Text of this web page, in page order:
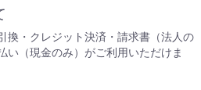
換・クレジット決済・請求書（法人の
い（現金のみ）がご利用いただけま